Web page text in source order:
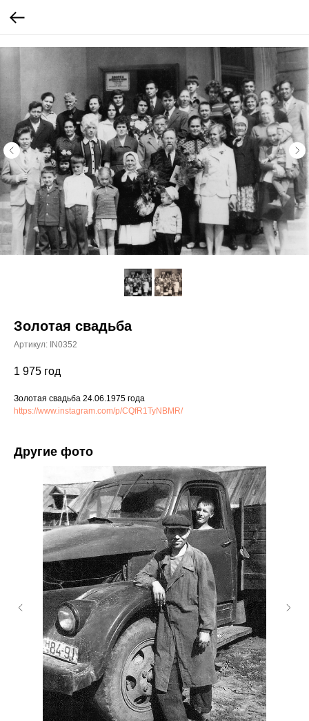
Золотая свадьба
Артикул: IN0352
1 975 год
Золотая свадьба 24.06.1975 года
https://www.instagram.com/p/CQfR1TyNBMR/
Другие фото